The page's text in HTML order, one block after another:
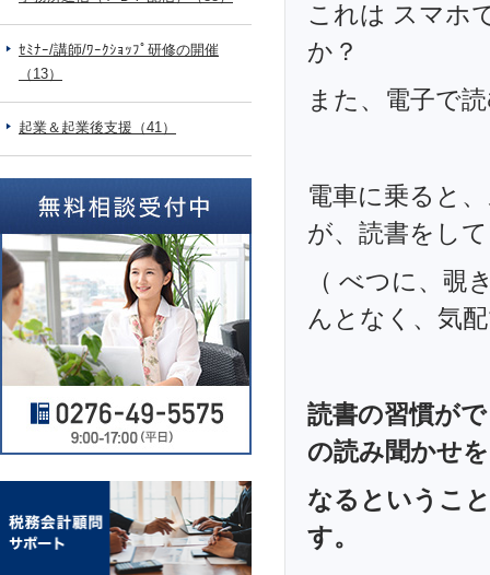
これは スマホ
か？
また、電子で
電車に乗ると
が、読書をし
（ べつに、覗
んとなく、気
読書の習慣が
の読み聞かせ
なるというこ
す。
ｾﾐﾅｰ/講師/ﾜｰｸｼｮｯﾌﾟ研修の開催
（13）
起業＆起業後支援（41）